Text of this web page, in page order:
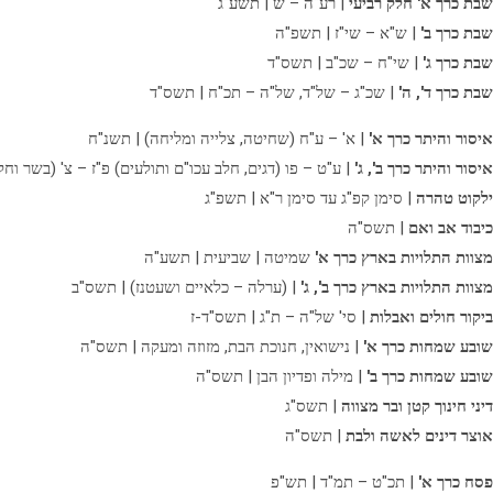
שבת כרך ב' | ש"א – שי"ז | תשפ"ה
שבת כרך ג' | שי"ח – שכ"ב | תשס"ד
שבת כרך ד', ה' | שכ"ג – של"ד, של"ה – תכ"ח | תשס"ד
איסור והיתר כרך א' | א' – ע"ח (שחיטה, צלייה ומליחה) | תשנ"ח
איסור והיתר כרך ב', ג' | ע"ט – פו (דגים, חלב עכו"ם ותולעים) פ"ז – צ' (בשר
ילקוט טהרה | סימן קפ"ג עד סימן ר"א | תשפ"ג
כיבוד אב ואם | תשס"ה
מצוות התלויות בארץ כרך א' שמיטה | שביעית | תשע"ה
מצוות התלויות בארץ כרך ב', ג' | (ערלה – כלאיים ושעטנז) | תשס"ב
ביקור חולים ואבלות | סי' של"ה – ת"ג | תשס"ד-ז
שובע שמחות כרך א' | נישואין, חנוכת הבת, מזוזה ומעקה | תשס"ה
שובע שמחות כרך ב' | מילה ופדיון הבן | תשס"ה
דיני חינוך קטן ובר מצווה | תשס"ג
אוצר דינים לאשה ולבת | תשס"ה
פסח כרך א' | תכ"ט – תמ"ד | תש"פ